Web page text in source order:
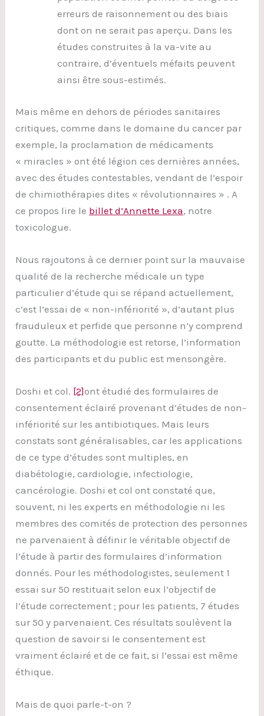
erreurs de raisonnement ou des biais
dont on ne serait pas aperçu. Dans les
études construites à la va-vite au
contraire, d’éventuels méfaits peuvent
ainsi être sous-estimés.
Mais même en dehors de périodes sanitaires
critiques, comme dans le domaine du cancer par
exemple, la proclamation de médicaments
« miracles » ont été légion ces dernières années,
avec des études contestables, vendant de l’espoir
de chimiothérapies dites « révolutionnaires » . A
ce propos lire le billet d’Annette Lexa, notre
toxicologue.
Nous rajoutons à ce dernier point sur la mauvaise
qualité de la recherche médicale un type
particulier d’étude qui se répand actuellement,
c’est l’essai de « non-infériorité », d’autant plus
frauduleux et perfide que personne n’y comprend
goutte. La méthodologie est retorse, l’information
des participants et du public est mensongère.
Doshi et col. [2]ont étudié des formulaires de
consentement éclairé provenant d’études de non-
infériorité sur les antibiotiques. Mais leurs
constats sont généralisables, car les applications
de ce type d’études sont multiples, en
diabétologie, cardiologie, infectiologie,
cancérologie. Doshi et col ont constaté que,
souvent, ni les experts en méthodologie ni les
membres des comités de protection des personnes
ne parvenaient à définir le véritable objectif de
l’étude à partir des formulaires d’information
donnés. Pour les méthodologistes, seulement 1
essai sur 50 restituait selon eux l’objectif de
l’étude correctement ; pour les patients, 7 études
sur 50 y parvenaient. Ces résultats soulèvent la
question de savoir si le consentement est
vraiment éclairé et de ce fait, si l’essai est même
éthique.
Mais de quoi parle-t-on ?